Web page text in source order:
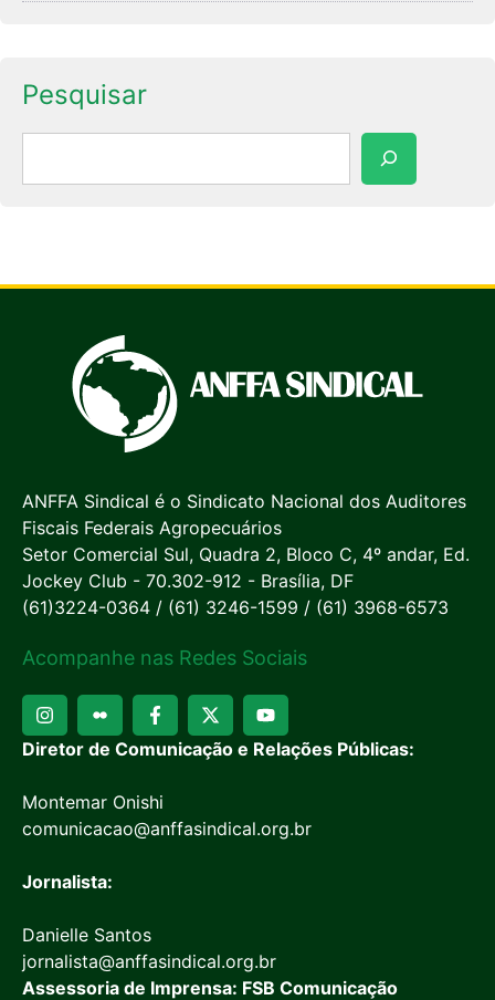
Pesquisar
ANFFA Sindical é o Sindicato Nacional dos Auditores
Fiscais Federais Agropecuários
Setor Comercial Sul, Quadra 2, Bloco C, 4º andar, Ed.
Jockey Club - 70.302-912 - Brasília, DF
(61)3224-0364 / (61) 3246-1599 / (61) 3968-6573
Acompanhe nas Redes Sociais
Diretor de Comunicação e Relações Públicas:
Montemar Onishi
comunicacao@anffasindical.org.br
Jornalista:
Danielle Santos
jornalista@anffasindical.org.br
Assessoria de Imprensa: FSB Comunicação